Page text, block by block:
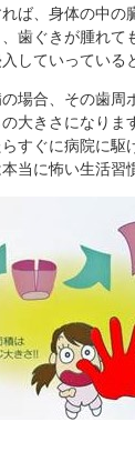
ば、身体の中の
歯ぐきが腫れて
していっている
場合、その歯周
大きさになりま
すぐに病院に駆
当に怖い生活習